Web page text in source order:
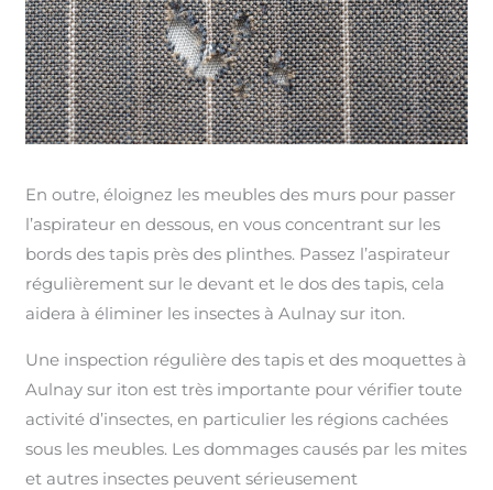
En outre, éloignez les meubles des murs pour passer
l’aspirateur en dessous, en vous concentrant sur les
bords des tapis près des plinthes. Passez l’aspirateur
régulièrement sur le devant et le dos des tapis, cela
aidera à éliminer les insectes à Aulnay sur iton.
Une inspection régulière des tapis et des moquettes à
Aulnay sur iton est très importante pour vérifier toute
activité d’insectes, en particulier les régions cachées
sous les meubles. Les dommages causés par les mites
et autres insectes peuvent sérieusement